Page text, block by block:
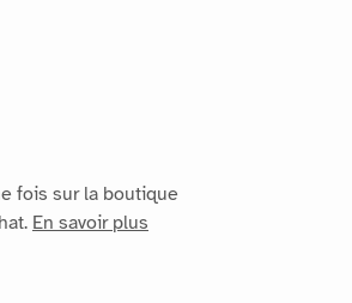
fois sur la boutique
En savoir plus